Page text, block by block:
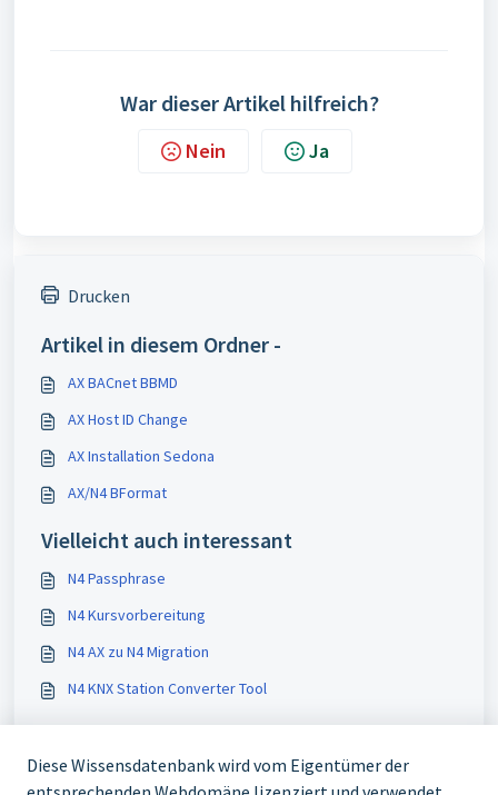
War dieser Artikel hilfreich?
Nein Ja
Drucken
Artikel in diesem Ordner -
AX BACnet BBMD
AX Host ID Change
AX Installation Sedona
AX/N4 BFormat
Vielleicht auch interessant
N4 Passphrase
N4 Kursvorbereitung
N4 AX zu N4 Migration
N4 KNX Station Converter Tool
Diese Wissensdatenbank wird vom Eigentümer der